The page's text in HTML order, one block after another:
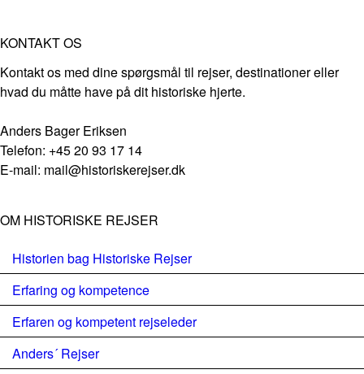
KONTAKT OS
Kontakt os med dine spørgsmål til rejser, destinationer eller
hvad du måtte have på dit historiske hjerte.
Anders Bager Eriksen
Telefon: +45 20 93 17 14
E-mail: mail@historiskerejser.dk
OM HISTORISKE REJSER
Historien bag Historiske Rejser
Erfaring og kompetence
Erfaren og kompetent rejseleder
Anders´ Rejser